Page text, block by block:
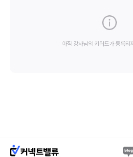
아직 강사님의 키워드가 등록되